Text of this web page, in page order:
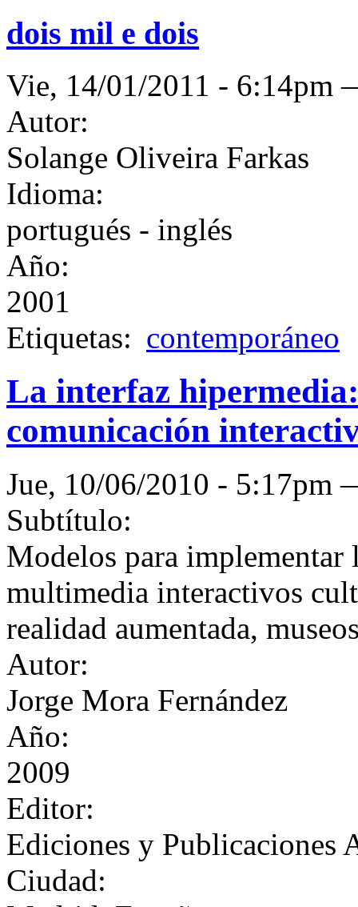
dois mil e dois
Vie, 14/01/2011 -
Autor:
Solange Oliveira Farkas
Idioma:
portugués - inglés
Año:
2001
Etiquetas: contemporáneo
La interfaz
comunicación
Jue, 10/06/2010 -
Subtítulo:
Modelos para
multimedia interactivos
realidad aumentada,
Autor:
Jorge Mora Fernández
Año:
2009
Editor:
Ediciones y Publicaciones
Ciudad: